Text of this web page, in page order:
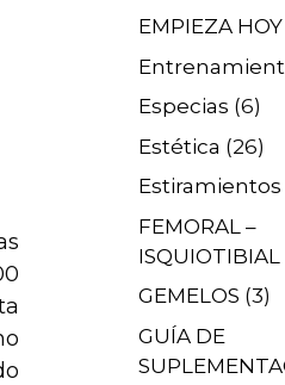
EMPIEZA HOY
Especias (6)
Estética (26)
Estiramientos
FEMORAL –
ISQUIOTIBIAL
GEMELOS (3)
GUÍA DE